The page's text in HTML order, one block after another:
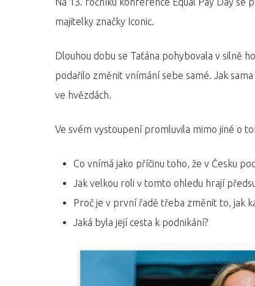
majitelky značky Iconic.
Dlouhou dobu se Taťána pohybovala v silně
podařilo změnit vnímání sebe samé. Jak
ve hvězdách.
Ve svém vystoupení promluvila mimo jiné o
Co vnímá jako příčinu toho, že v Česku
Jak velkou roli v tomto ohledu hrají
Proč je v první řadě třeba změnit to, jak
Jaká byla její cesta k podnikání?